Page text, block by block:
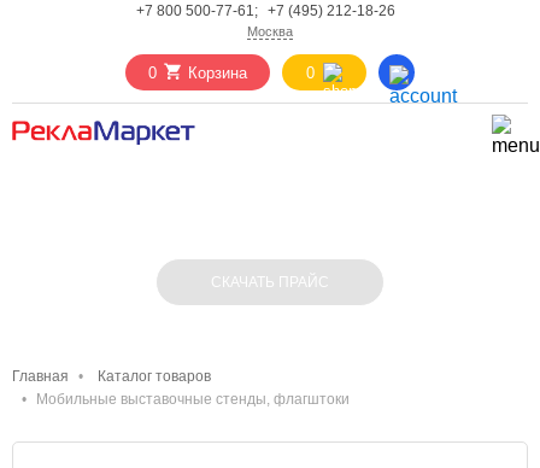
+7 800 500-77-61; +7 (495) 212-18-26
Москва
0 Корзина 0
СКАЧАТЬ ПРАЙС
Главная
Каталог товаров
Мобильные выставочные стенды, флагштоки